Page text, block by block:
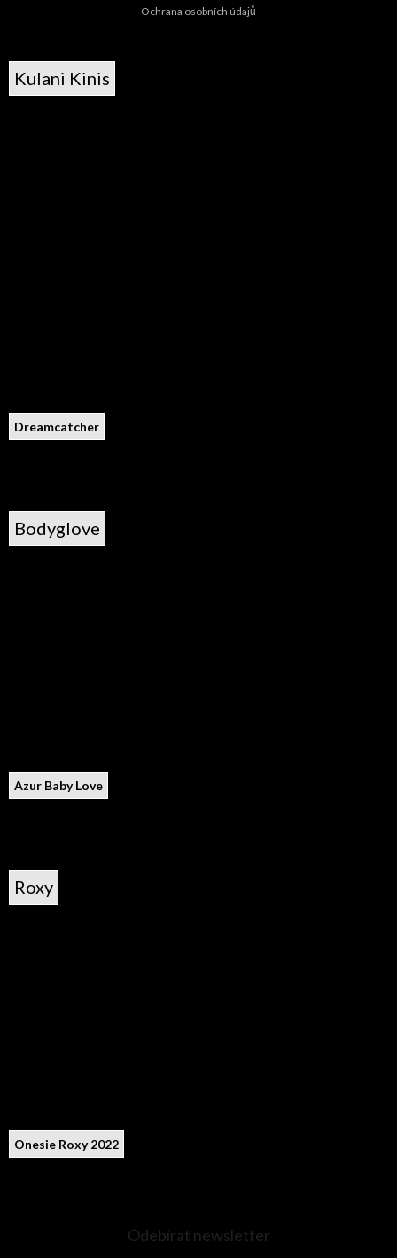
Ochrana osobních údajů
Kulani Kinis
Dreamcatcher
Bodyglove
Azur Baby Love
Roxy
Onesie Roxy 2022
Odebírat newsletter